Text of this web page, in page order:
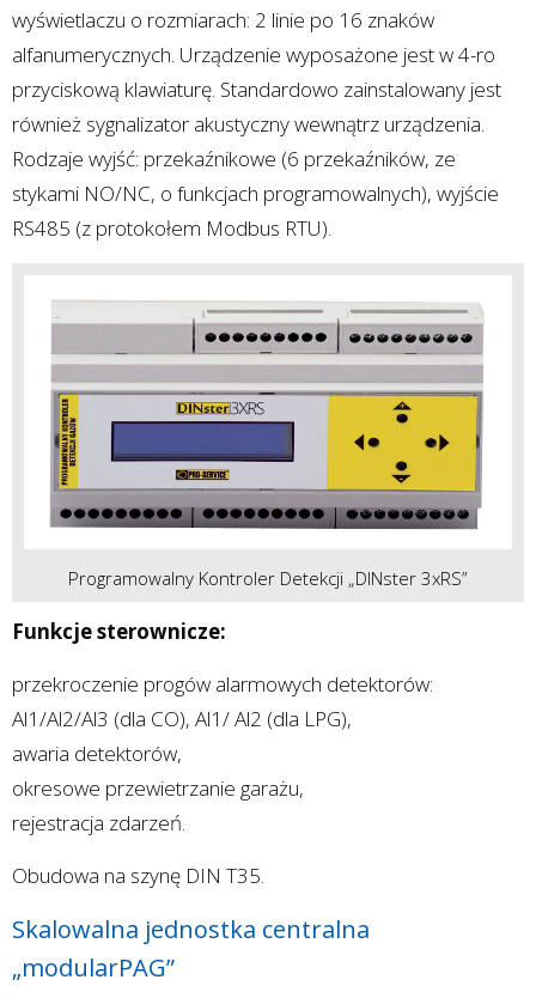
wyświetlaczu o rozmiarach: 2 linie po 16 znaków
alfanumerycznych. Urządzenie wyposażone jest w 4-ro
przyciskową klawiaturę. Standardowo zainstalowany jest
również sygnalizator akustyczny wewnątrz urządzenia.
Rodzaje wyjść: przekaźnikowe (6 przekaźników, ze
stykami NO/NC, o funkcjach programowalnych), wyjście
RS485 (z protokołem Modbus RTU).
Programowalny Kontroler Detekcji „DINster 3xRS”
Funkcje sterownicze:
przekroczenie progów alarmowych detektorów:
Al1/Al2/Al3 (dla CO), Al1/ Al2 (dla LPG),
awaria detektorów,
okresowe przewietrzanie garażu,
rejestracja zdarzeń.
Obudowa na szynę DIN T35.
Skalowalna jednostka centralna
„modularPAG”